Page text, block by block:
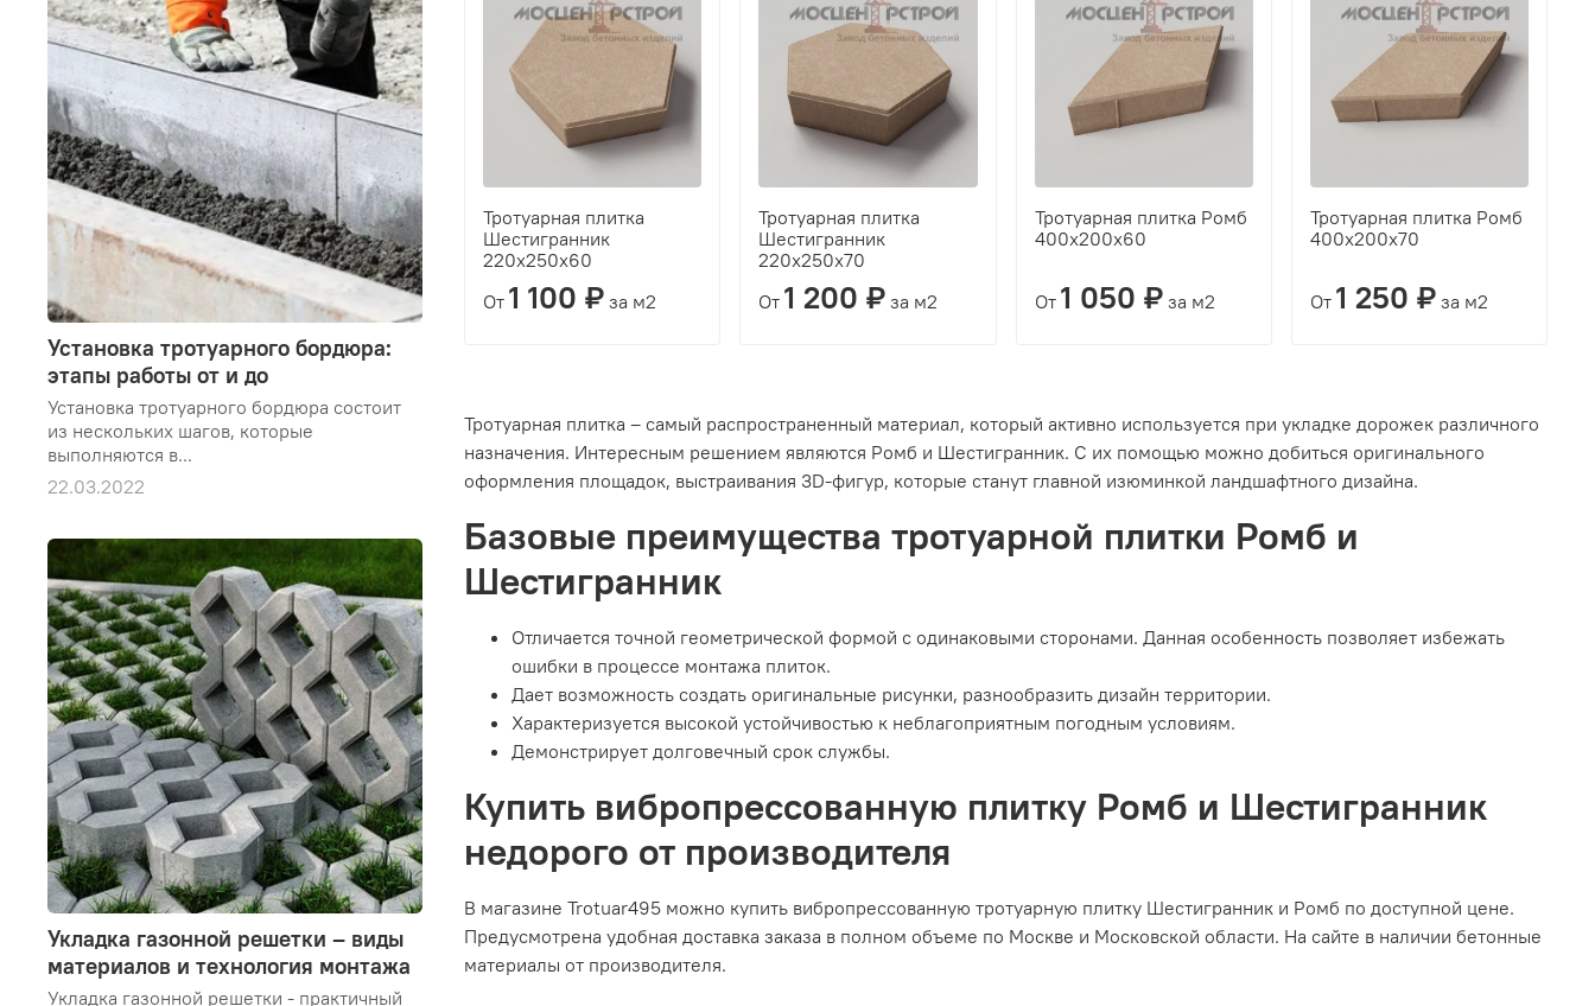
Тротуарная плитка
Шестигранник
220х250х60
От 1 100 ₽ за м2
Тротуарная плитка
Шестигранник
220х250х70
От 1 200 ₽ за м2
Тротуарная плитка Ромб
400х200х60
От 1 050 ₽ за м2
Тротуарная плитка Ромб
400х200х70
От 1 250 ₽ за м2
Тротуарная плитка – самый распространенный материал, который активно используется при укладке дорожек различного
назначения. Интересным решением являются Ромб и Шестигранник. С их помощью можно добиться оригинального
оформления площадок, выстраивания 3D-фигур, которые станут главной изюминкой ландшафтного дизайна.
Базовые преимущества тротуарной плитки Ромб и
Шестигранник
Отличается точной геометрической формой с одинаковыми сторонами. Данная особенность позволяет избежать
ошибки в процессе монтажа плиток.
Дает возможность создать оригинальные рисунки, разнообразить дизайн территории.
Характеризуется высокой устойчивостью к неблагоприятным погодным условиям.
Демонстрирует долговечный срок службы.
Купить вибропрессованную плитку Ромб и Шестигранник
недорого от производителя
В магазине Trotuar495 можно купить вибропрессованную тротуарную плитку Шестигранник и Ромб по доступной цене.
Предусмотрена удобная доставка заказа в полном объеме по Москве и Московской области. На сайте в наличии бетонные
материалы от производителя.
Установка тротуарного бордюра:
этапы работы от и до
Установка тротуарного бордюра состоит
из нескольких шагов, которые
выполняются в...
22.03.2022
Укладка газонной решетки – виды
материалов и технология монтажа
Укладка газонной решетки - практичный